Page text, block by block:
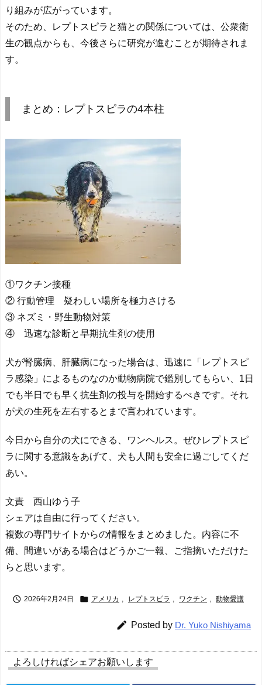
り組みが広がっています。
そのため、レプトスピラと猫との関係については、公衆衛
生の観点からも、今後さらに研究が進むことが期待されま
す。
まとめ：レプトスピラの4本柱
①ワクチン接種
② 行動管理 疑わしい場所を極力さける
③ ネズミ・野生動物対策
④ 迅速な診断と早期抗生剤の使用
犬が腎臓病、肝臓病になった場合は、迅速に「レプトスピ
ラ感染」によるものなのか動物病院で鑑別してもらい、1日
でも半日でも早く抗生剤の投与を開始するべきです。それ
が犬の生死を左右するとまで言われています。
今日から自分の犬にできる、ワンヘルス。ぜひレプトスピ
ラに関する意識をあげて、犬も人間も安全に過ごしてくだ
あい。
文責 西山ゆう子
シェアは自由に行ってください。
複数の専門サイトからの情報をまとめました。内容に不
備、間違いがある場合はどうかご一報、ご指摘いただけた
らと思います。
 2026年2月24日  アメリカ レプトスピラ ワクチン 動物愛護
 Posted by Dr. Yuko Nishiyama
よろしければシェアお願いします